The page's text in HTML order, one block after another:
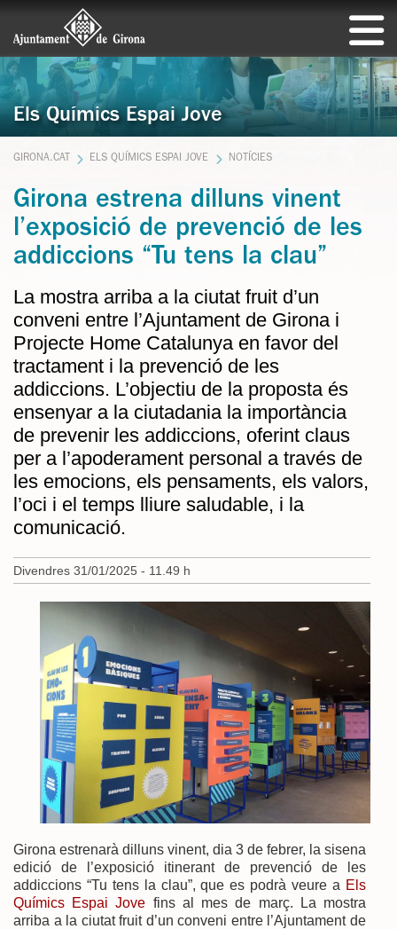
Els Químics Espai Jove
GIRONA.CAT ELS QUÍMICS ESPAI JOVE NOTÍCIES
Girona estrena dilluns vinent
l’exposició de prevenció de les
addiccions “Tu tens la clau”
La mostra arriba a la ciutat fruit d’un
conveni entre l’Ajuntament de Girona i
Projecte Home Catalunya en favor del
tractament i la prevenció de les
addiccions. L’objectiu de la proposta és
ensenyar a la ciutadania la importància
de prevenir les addiccions, oferint claus
per a l’apoderament personal a través de
les emocions, els pensaments, els valors,
l’oci i el temps lliure saludable, i la
comunicació.
Divendres 31/01/2025 - 11.49 h
Girona estrenarà dilluns vinent, dia 3 de febrer, la sisena
edició de l’exposició itinerant de prevenció de les
addiccions “Tu tens la clau”, que es podrà veure a Els
Químics Espai Jove fins al mes de març. La mostra
arriba a la ciutat fruit d’un conveni entre l’Ajuntament de